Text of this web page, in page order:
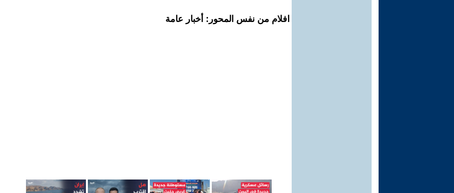
افلام من نفس المحور: أخبار عامة